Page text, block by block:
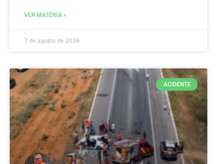
VER MATÉRIA »
7 de agosto de 2026
ACIDENTE